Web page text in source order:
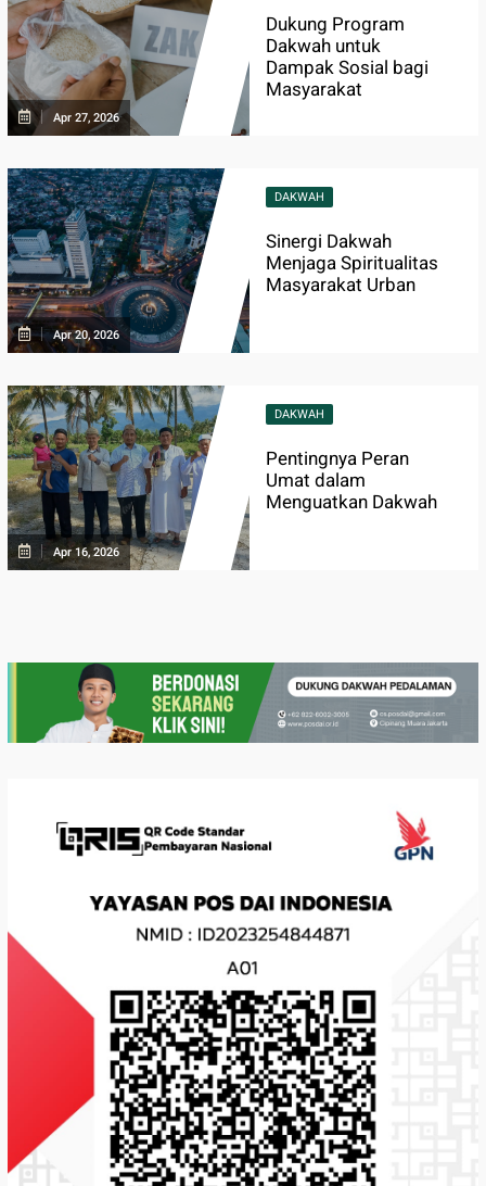
Apr 27, 2026
Dukung Program
Dakwah untuk
Dampak Sosial bagi
Masyarakat
Apr 20, 2026
DAKWAH
Sinergi Dakwah
Menjaga Spiritualitas
Masyarakat Urban
Apr 16, 2026
DAKWAH
Pentingnya Peran
Umat dalam
Menguatkan Dakwah